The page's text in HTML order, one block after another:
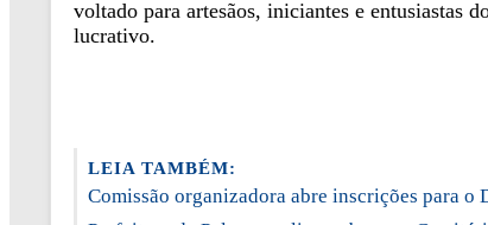
voltado para artesãos, iniciantes e entusiastas
lucrativo.
LEIA TAMBÉM:
Comissão organizadora abre inscrições para o